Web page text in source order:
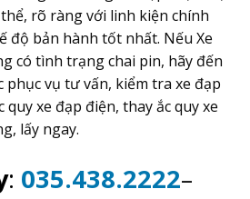
rõ ràng với linh kiện chính
độ bản hành tốt nhất. Nếu Xe
có tình trạng chai pin, hãy đến
vụ tư vấn, kiểm tra xe đạp
quy xe đạp điện, thay ắc quy xe
lấy ngay.
: 035.438.2222–